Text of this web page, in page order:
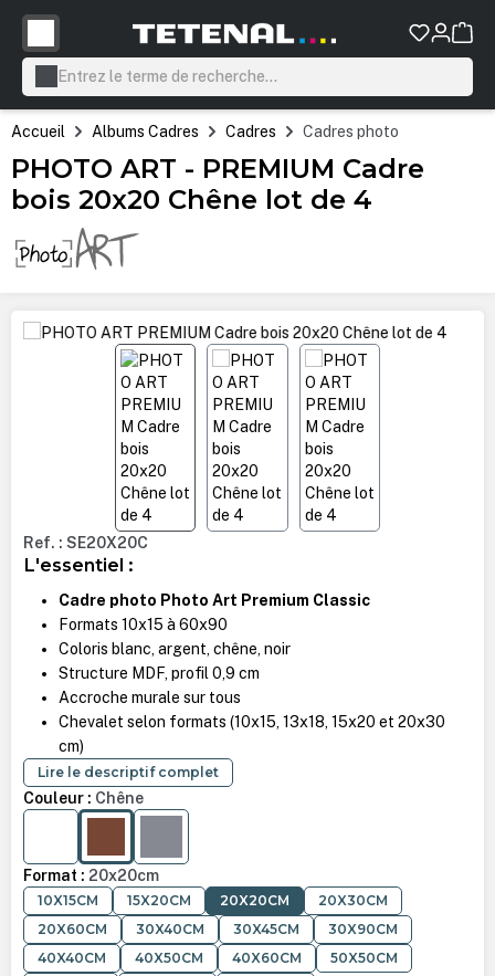
principal
Accueil Albums Cadres Cadres Cadres photo
PHOTO ART - PREMIUM Cadre
bois 20x20 Chêne lot de 4
Ignorer la galerie d'images
Ref. : SE20X20C
L'essentiel :
Cadre photo Photo Art Premium Classic
Formats 10x15 à 60x90
Coloris blanc, argent, chêne, noir
Structure MDF, profil 0,9 cm
Accroche murale sur tous
Chevalet selon formats (10x15, 13x18, 15x20 et 20x30
cm)
Lire le descriptif complet
Couleur : Chêne
Format : 20x20cm
10X15CM 15X20CM 20X20CM
20X30CM
20X60CM
30X40CM 30X45CM
30X90CM
40X40CM
40X50CM 40X60CM
50X50CM